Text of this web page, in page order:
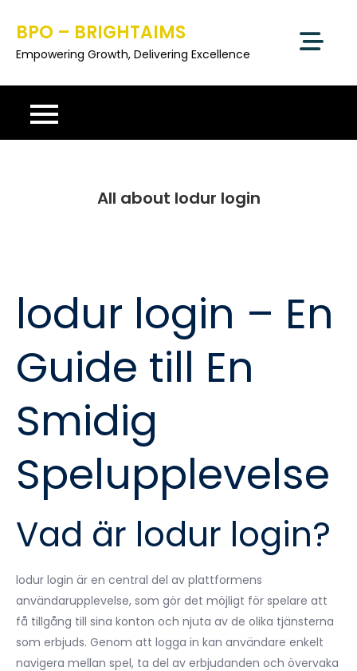
content
BPO – BRIGHTAIMS
Empowering Growth, Delivering Excellence
All about lodur login
lodur login – En
Guide till En
Smidig
Spelupplevelse
Vad är lodur login?
lodur login är en central del av plattformens
användarupplevelse, som gör det möjligt för spelare att
få tillgång till sina konton och njuta av de olika tjänsterna
som erbjuds. Genom att logga in kan användare enkelt
navigera mellan spel, ta del av erbjudanden och övervaka